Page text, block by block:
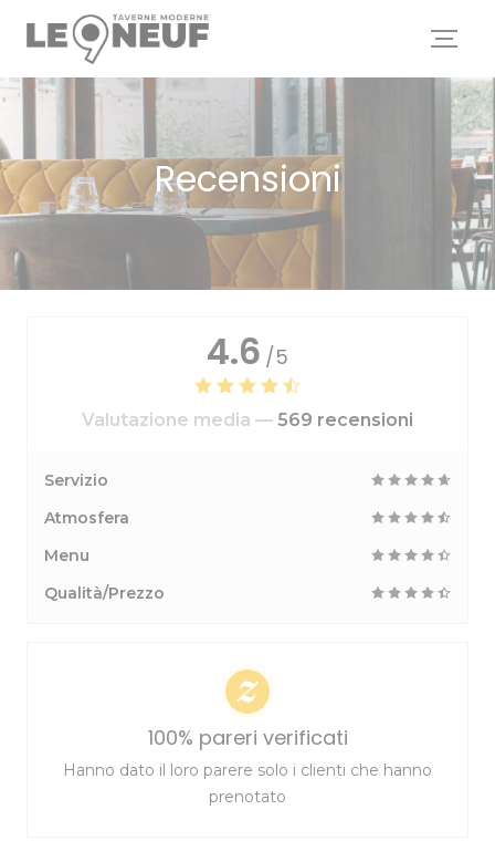
Personalizzazione delle tue scelte sui cookie
Recensioni
4.6 /5
Valutazione media — 569 recensioni
Servizio
Atmosfera
Menu
Qualità/Prezzo
100% pareri verificati
Hanno dato il loro parere solo i clienti che hanno
prenotato